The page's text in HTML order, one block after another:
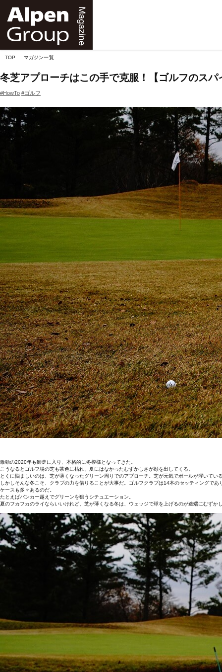
TOP マガジン一覧
冬芝アプローチはこの手で克服！【ゴルフのスパ
#HowTo #ゴルフ
激動の2020年も師走に入り、本格的に冬模様となってきた。
こうなるとゴルフ場の芝も茶色に枯れ、夏にはなかったむずかしさが顔を出してくる。
とくに悩ましいのは、芝が薄くなったグリーン周りでのアプローチ。芝が元気でボールが浮いて
しかしそんな冬こそ、クラブの力を借りることが大事だ。ゴルフクラブは14本のセッティングで
ケースも多々あるのだ。
たとえばバンカー越えでグリーンを狙うシチュエーション。
夏のフカフカのライならいいけれど、芝が薄くなる冬は、ウェッジで球を上げるのが途端にむずか